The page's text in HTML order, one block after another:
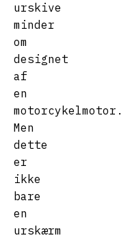
urskive
minder
om
designet
af
en
motorcykelmotor.
Men
dette
er
ikke
bare
en
urskærm